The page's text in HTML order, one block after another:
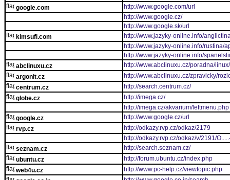
google.com
http://www.google.com/url
http://www.google.cz/
http://www.google.sk/url
kimsufi.com
http://www.jazyky-online.info/
http://www.jazyky-online.info/rustina/
http://www.jazyky-online.info/
abclinuxu.cz
http://www.abclinuxu.cz/poradna/
argonit.cz
http://www.abclinuxu.cz/zpravicky/
centrum.cz
http://search.centrum.cz/
globe.cz
http://imega.cz/
http://imega.cz/akvarium/leftmenu.php
google.cz
http://www.google.cz/url
rvp.cz
http://odkazy.rvp.cz/odkaz/2179
http://odkazy.rvp.cz/odkaz/v/2191/
seznam.cz
http://search.seznam.cz/
ubuntu.cz
http://forum.ubuntu.cz/index.php
web4u.cz
http://www.pc-help.cz/viewtopic.php